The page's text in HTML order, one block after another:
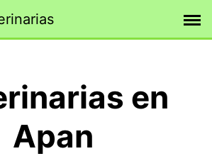
en
Apan